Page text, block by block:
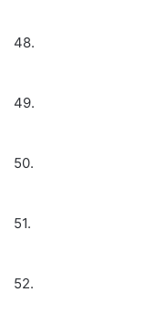
48.
49.
50.
51.
52.